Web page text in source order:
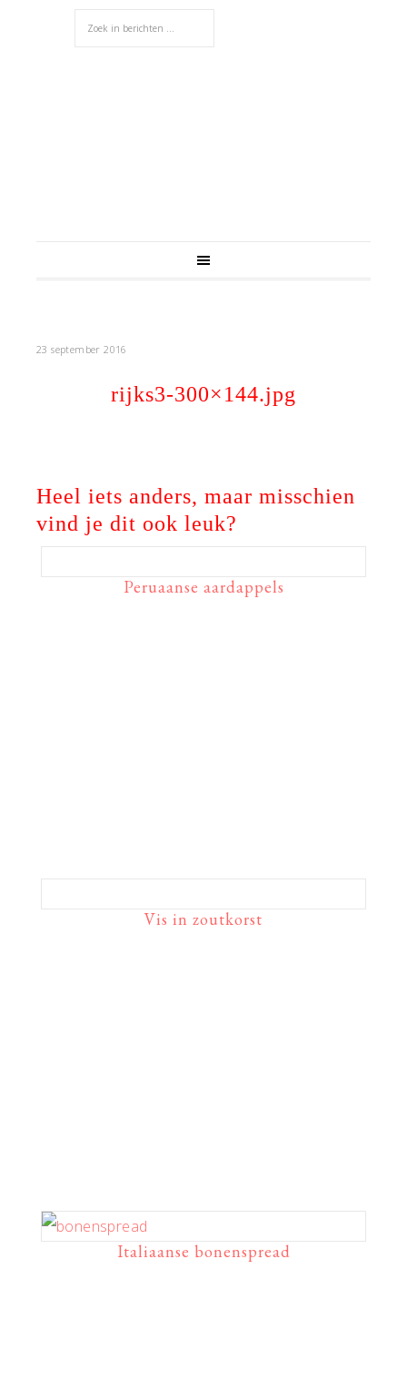
23 september 2016
rijks3-300×144.jpg
Heel iets anders, maar misschien
vind je dit ook leuk?
Peruaanse aardappels
Vis in zoutkorst
Italiaanse bonenspread